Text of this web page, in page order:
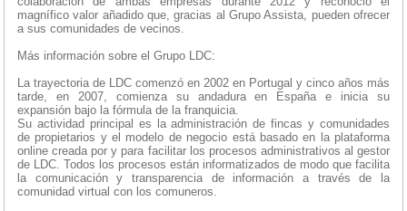
magnífico valor añadido que, gracias al Grupo Assista, pueden ofrecer
a sus comunidades de vecinos.
Más información sobre el Grupo LDC:
La trayectoria de LDC comenzó en 2002 en Portugal y cinco años más
tarde, en 2007, comienza su andadura en España e inicia su
expansión bajo la fórmula de la franquicia.
Su actividad principal es la administración de fincas y comunidades
de propietarios y el modelo de negocio está basado en la plataforma
online creada por y para facilitar los procesos administrativos al gestor
de LDC. Todos los procesos están informatizados de modo que facilita
la comunicación y transparencia de información a través de la
comunidad virtual con los comuneros.